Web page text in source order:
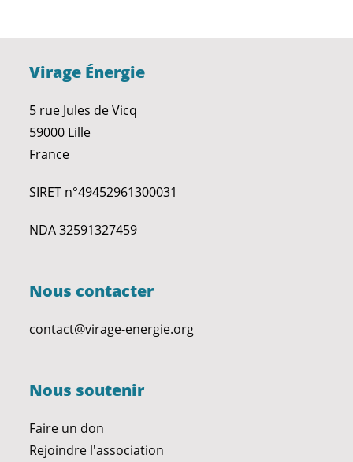
Virage Énergie
5 rue Jules de Vicq
59000 Lille
France
SIRET n°49452961300031
NDA 32591327459
Nous contacter
contact@virage-energie.org
Nous soutenir
Faire un don
Rejoindre l'association